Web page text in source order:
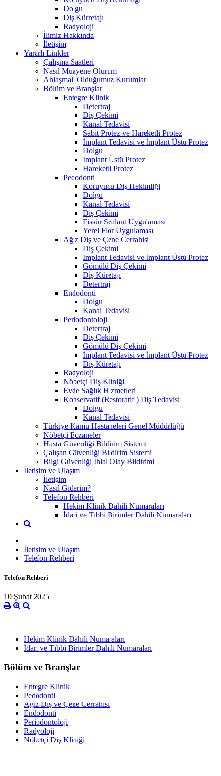
Dolgu
Diş Kürretajı
Radyoloji
İlimiz Hakkında
İletişim
Yararlı Linkler
Çalışma Saatleri
Nasıl Muayene Olurum
Anlaşmalı Olduğumuz Kurumlar
Bölüm ve Branşlar
Entegre Klinik
Detertraj
Diş Çekimi
Kanal Tedavisi
Sabit Protez ve Hareketli Protez
İmplant Tedavisi ve İmplant Üstü Protez
Dolgu
İmplant Üstü Protez
Hareketli Protez
Pedodonti
Koruyucu Diş Hekimliği
Dolgu
Kanal Tedavisi
Diş Çekimi
Fissür Sealant Uygulaması
Yerel Flor Uygulaması
Ağız Diş ve Çene Cerrahisi
Diş Çekimi
İmplant Tedavisi ve İmplant Üstü Protez
Gömülü Diş Çekimi
Diş Küretajı
Detertraj
Endodonti
Dolgu
Kanal Tedavisi
Periodontoloji
Detertraj
Diş Çekimi
Gömülü Diş Çekimi
İmplant Tedavisi ve İmplant Üstü Protez
Diş Küretajı
Radyoloji
Nöbetçi Diş Kliniği
Evde Sağlık Hizmetleri
Konservatif (Restoratif ) Diş Tedavisi
Dolgu
Kanal Tedavisi
Türkiye Kamu Hastaneleri Genel Müdürlüğü
Nöbetçi Eczaneler
Hasta Güvenliği Bildirim Sistemi
Çalışan Güvenliği Bildirim Sistemi
Bilgi Güvenliği İhlal Olay Bildirimi
İletişim ve Ulaşım
İletişim
Nasıl Giderim?
Telefon Rehberi
Hekim Klinik Dahili Numaraları
İdari ve Tıbbi Birimler Dahili Numaraları
İletişim ve Ulaşım
Telefon Rehberi
Telefon Rehberi
10 Şubat 2025
Hekim Klinik Dahili Numaraları
İdari ve Tıbbi Birimler Dahili Numaraları
Bölüm ve Branşlar
Entegre Klinik
Pedodonti
Ağız Diş ve Çene Cerrahisi
Endodonti
Periodontoloji
Radyoloji
Nöbetçi Diş Kliniği